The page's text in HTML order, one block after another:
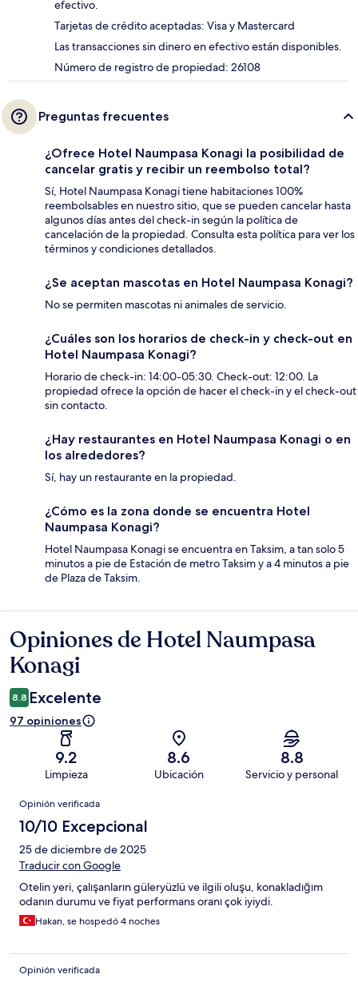
efectivo.
Tarjetas de crédito aceptadas: Visa y Mastercard
Las transacciones sin dinero en efectivo están disponibles.
Número de registro de propiedad: 26108
Preguntas frecuentes
¿Ofrece Hotel Naumpasa Konagi la posibilidad de
cancelar gratis y recibir un reembolso total?
Sí, Hotel Naumpasa Konagi tiene habitaciones 100%
reembolsables en nuestro sitio, que se pueden cancelar hasta
algunos días antes del check-in según la política de
cancelación de la propiedad. Consulta esta política para ver los
términos y condiciones detallados.
¿Se aceptan mascotas en Hotel Naumpasa Konagi?
No se permiten mascotas ni animales de servicio.
¿Cuáles son los horarios de check-in y check-out en
Hotel Naumpasa Konagi?
Horario de check-in: 14:00-05:30. Check-out: 12:00. La
propiedad ofrece la opción de hacer el check-in y el check-out
sin contacto.
¿Hay restaurantes en Hotel Naumpasa Konagi o en
los alrededores?
Sí, hay un restaurante en la propiedad.
¿Cómo es la zona donde se encuentra Hotel
Naumpasa Konagi?
Hotel Naumpasa Konagi se encuentra en Taksim, a tan solo 5
minutos a pie de Estación de metro Taksim y a 4 minutos a pie
de Plaza de Taksim.
Opiniones
Opiniones de Hotel Naumpasa
Konagi
8.8 Excelente
97 opiniones
9.2
Limpieza
8.6
Ubicación
8.8
Servicio y personal
Opiniones
Opinión verificada
10/10 Excepcional
25 de diciembre de 2025
Traducir con Google
Otelin yeri, çalışanların güleryüzlü ve ilgili oluşu, konakladığım
odanın durumu ve fiyat performans oranı çok iyiydi.
Hakan, se hospedó 4 noches
Opinión verificada